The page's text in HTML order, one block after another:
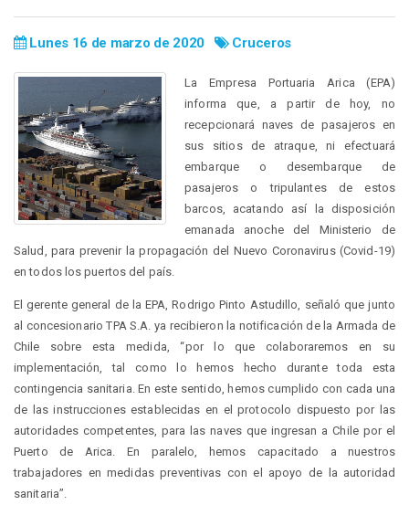
Lunes 16 de marzo de 2020 Cruceros
La Empresa Portuaria Arica (EPA)
informa que, a partir de hoy, no
recepcionará naves de pasajeros en
sus sitios de atraque, ni efectuará
embarque o desembarque de
pasajeros o tripulantes de estos
barcos, acatando así la disposición
emanada anoche del Ministerio de
Salud, para prevenir la propagación del Nuevo Coronavirus (Covid-19)
en todos los puertos del país.
El gerente general de la EPA, Rodrigo Pinto Astudillo, señaló que junto
al concesionario TPA S.A. ya recibieron la notificación de la Armada de
Chile sobre esta medida, “por lo que colaboraremos en su
implementación, tal como lo hemos hecho durante toda esta
contingencia sanitaria. En este sentido, hemos cumplido con cada una
de las instrucciones establecidas en el protocolo dispuesto por las
autoridades competentes, para las naves que ingresan a Chile por el
Puerto de Arica. En paralelo, hemos capacitado a nuestros
trabajadores en medidas preventivas con el apoyo de la autoridad
sanitaria”.